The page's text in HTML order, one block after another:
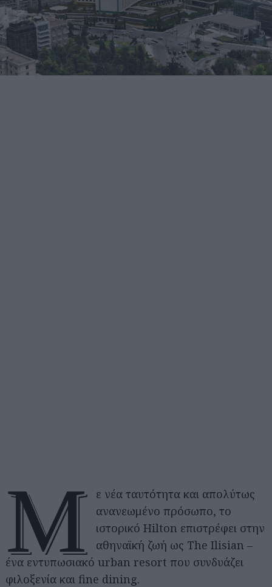
Μ
ε νέα ταυτότητα και απολύτως
ανανεωμένο πρόσωπο, το
ιστορικό Hilton επιστρέφει στην
αθηναϊκή ζωή ως The Ilisian –
ένα εντυπωσιακό urban resort που συνδυάζει
φιλοξενία και fine dining.